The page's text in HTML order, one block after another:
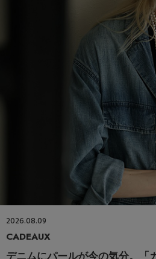
2026.08.09
CADEAUX
デニムにパールが今の気分。「